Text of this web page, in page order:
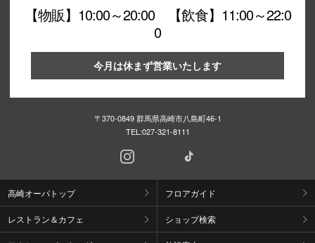
【物販】10:00～20:00 【飲食】11:00～22:0
0
今月は休まず営業いたします
〒370-0849 群馬県高崎市八島町46-1
TEL:027-321-8111
高崎オーパトップ フロアガイド
レストラン＆カフェ ショップ検索